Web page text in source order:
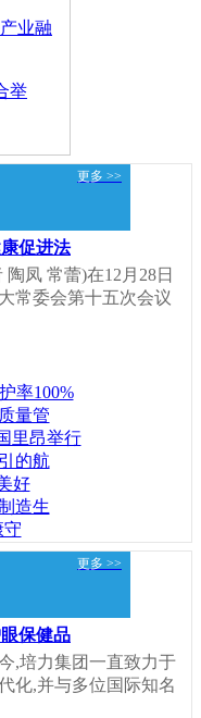
业融
举
更多 >>
促进法
凤 常蕾)在12月28日
常委会第十五次会议
率100%
量管
里昂举行
的航
好
造生
守
更多 >>
保健品
培力集团一直致力于
化,并与多位国际知名